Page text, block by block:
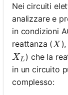
Nei circuiti
analizzare e
in condizioni
reattanza (X
X
X_L
XL ) che la
in un circuito
complesso: